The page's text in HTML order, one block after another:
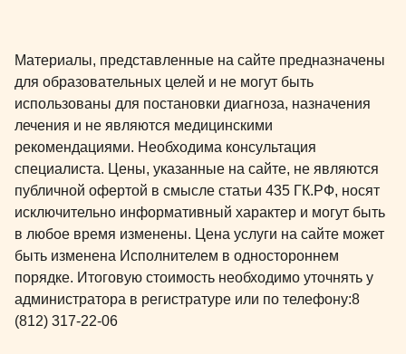
Материалы, представленные на сайте предназначены
для образовательных целей и не могут быть
использованы для постановки диагноза, назначения
лечения и не являются медицинскими
рекомендациями. Необходима консультация
специалиста. Цены, указанные на сайте, не являются
публичной офертой в смысле статьи 435 ГК.РФ, носят
исключительно информативный характер и могут быть
в любое время изменены. Цена услуги на сайте может
быть изменена Исполнителем в одностороннем
порядке. Итоговую стоимость необходимо уточнять у
администратора в регистратуре или по телефону:8
(812) 317-22-06